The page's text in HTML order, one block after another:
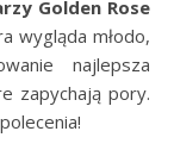
Golden Rose
wygląda młodo,
najlepsza
zapychają pory.